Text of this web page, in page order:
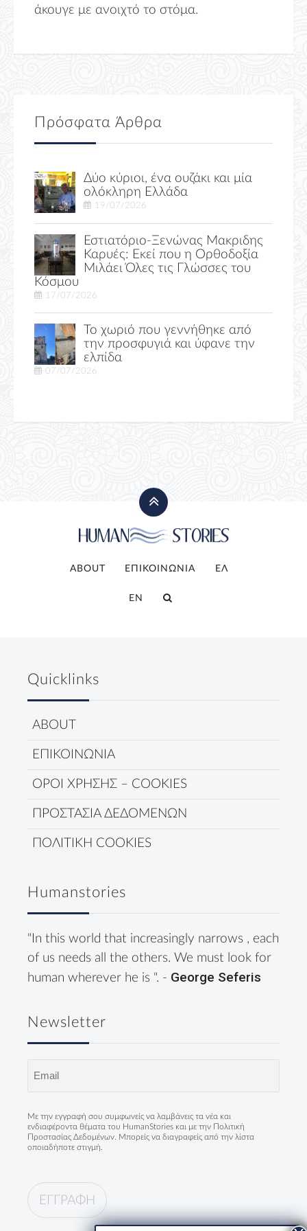
άκουγε με ανοιχτό το στόμα.
Πρόσφατα Άρθρα
Δύο κύριοι, ένα ουζάκι και μία
ολόκληρη Ελλάδα
19/07/2026
Εστιατόριο-Ξενώνας Μακριδης
Καρυές: Εκεί που η Ορθοδοξία
Μιλάει Όλες τις Γλώσσες του
Κόσμου
17/07/2026
Το χωριό που γεννήθηκε από
την προσφυγιά και ύφανε την
ελπίδα
07/07/2026
ABOUT ΕΠΙΚΟΙΝΩΝΙΑ ΕΛ
EN
Quicklinks
ABOUT
ΕΠΙΚΟΙΝΩΝΙΑ
ΟΡΟΙ ΧΡΗΣΗΣ – COOKIES
ΠΡΟΣΤΑΣΙΑ ΔΕΔΟΜΕΝΩΝ
ΠΟΛΙΤΙΚΗ COOKIES
Humanstories
"In this world that increasingly narrows , each
of us needs all the others. We must look for
human wherever he is ". - George Seferis
Newsletter
Με την εγγραφή σου συμφωνείς να λαμβάνεις τα νέα και
ενδιαφέροντα θέματα του HumanStories και με την Πολιτική
Προστασίας Δεδομένων . Μπορείς να διαγραφείς από την λίστα
οποιαδήποτε στιγμή.